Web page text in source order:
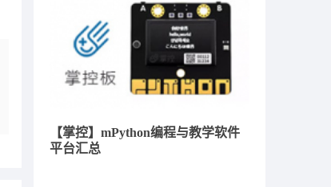
【掌控】mPython编程与教学软件
平台汇总